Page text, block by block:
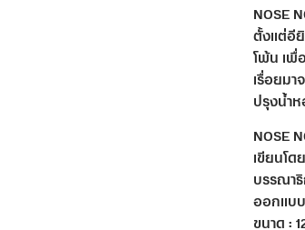
NOSE
ตั้งแต่อี
โพ้น เพื่
เรื่อยม
ปรุงน้ำ
NOSE
เขียนโ
บรรณา
ออกแบ
ขนาด :